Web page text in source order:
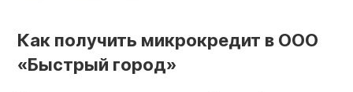
Как получить микрокредит в ООО
«Быстрый город»